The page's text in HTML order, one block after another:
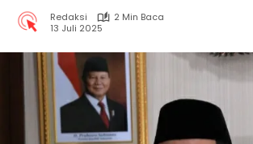
Redaksi
2 Min Baca
13 Juli 2025